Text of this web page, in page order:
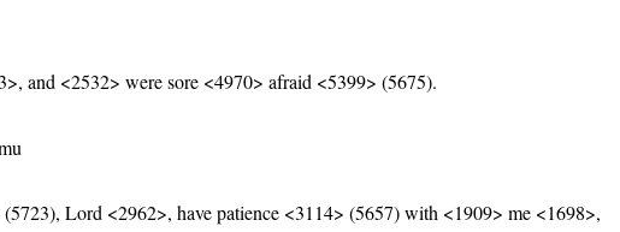
and <2532> were sore <4970> afraid <5399> (5675).
Lord <2962>, have patience <3114> (5657) with <1909> me <1698>,